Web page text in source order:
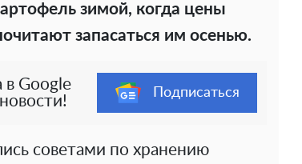
зимой, когда цены
запасаться им осенью.
в Google
Подписаться
советами по хранению